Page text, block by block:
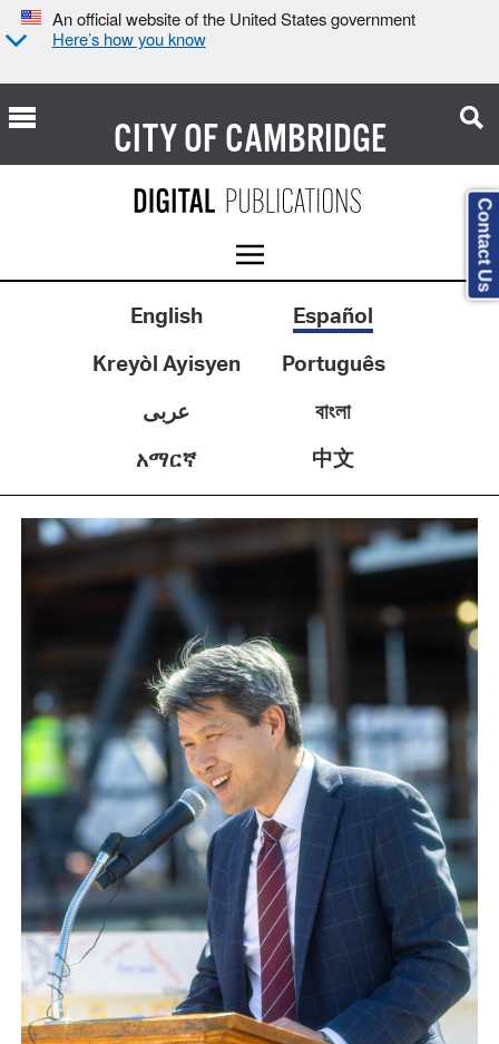
An official website of the United States government
Here’s how you know
CITY OFCAMBRIDGE
English
Español
Kreyòl Ayisyen
Português
عربى
বাংলা
አማርኛ
中文
Contact Us